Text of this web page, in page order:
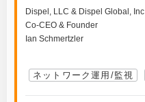
Dispel, LLC & Dispel Global, Inc
Co-CEO & Founder
Ian Schmertzler
ネットワーク運用/監視